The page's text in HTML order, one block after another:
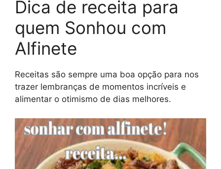
Dica de receita para
quem Sonhou com
Alfinete
Receitas são sempre uma boa opção para nos
trazer lembranças de momentos incríveis e
alimentar o otimismo de dias melhores.